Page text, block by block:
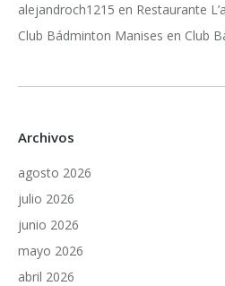
alejandroch1215 en Restaurante
Club Bádminton Manises en Club
Archivos
agosto 2026
julio 2026
junio 2026
mayo 2026
abril 2026